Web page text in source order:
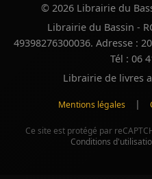
© 2026 Librairie du
Librairie du Bassin -
49398276300036. Adresse :
Tél : 06
Librairie de livres
Mentions légales |
Ce site est protégé par
Conditions